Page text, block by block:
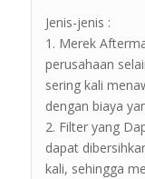
Jenis-jenis :
1. Merek
perusahaan
sering kali
dengan biaya
2. Filter yang
dapat
kali, sehingga